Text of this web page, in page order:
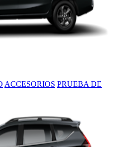
ACCESORIOS PRUEBA DE